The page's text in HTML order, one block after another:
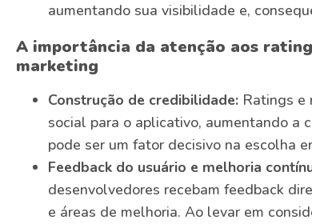
aumentando sua visibilidade e,
A importância da atenção aos
marketing
Construção de credibilidade: Ratings e
social para o aplicativo, aumentando a
pode ser um fator decisivo na escolha
Feedback do usuário e melhoria
desenvolvedores recebam feedback
e áreas de melhoria. Ao levar em